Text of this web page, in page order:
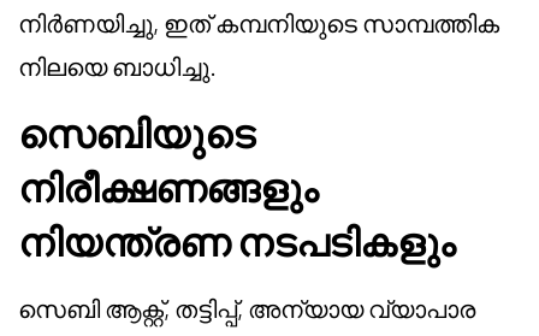
നിർണയിച്ചു, ഇത് കമ്പനിയുടെ സാമ്പത്തിക
നിലയെ ബാധിച്ചു.
സെബിയുടെ
നിരീക്ഷണങ്ങളും
നിയന്ത്രണ നടപടികളും
സെബി ആക്റ്റ്, തട്ടിപ്പ്, അന്യായ വ്യാപാര